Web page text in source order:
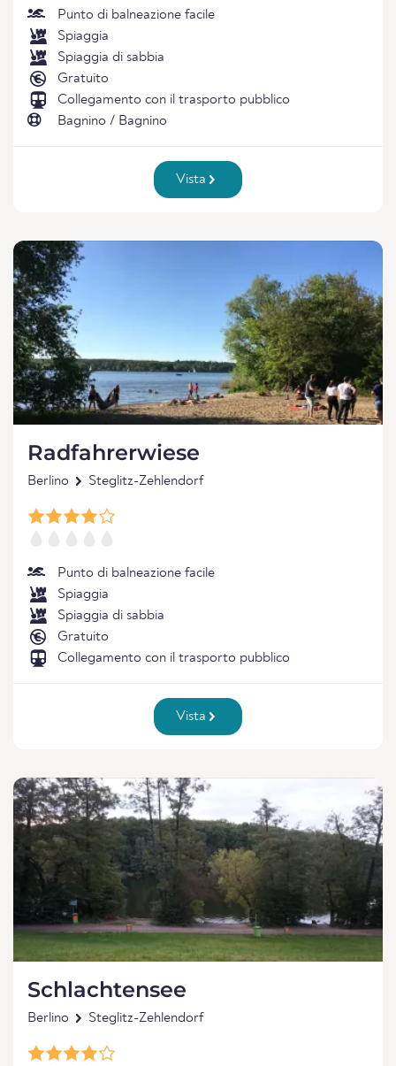
Punto di balneazione facile
Spiaggia
Spiaggia di sabbia
Gratuito
Collegamento con il trasporto pubblico
Bagnino / Bagnino
Vista
Radfahrerwiese
Berlino Steglitz-Zehlendorf
Punto di balneazione facile
Spiaggia
Spiaggia di sabbia
Gratuito
Collegamento con il trasporto pubblico
Vista
Schlachtensee
Berlino Steglitz-Zehlendorf